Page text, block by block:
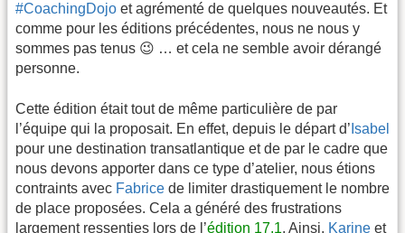
#CoachingDojo et agrémenté de quelques nouveautés. Et
comme pour les éditions précédentes, nous ne nous y
sommes pas tenus 😉 … et cela ne semble avoir dérangé
personne.
Cette édition était tout de même particulière de par
l’équipe qui la proposait. En effet, depuis le départ d’ Isabel
pour une destination transatlantique et de par le cadre que
nous devons apporter dans ce type d’atelier, nous étions
contraints avec Fabrice de limiter drastiquement le nombre
de place proposées. Cela a généré des frustrations
largement ressenties lors de l’édition 17.1. Ainsi, Karine et